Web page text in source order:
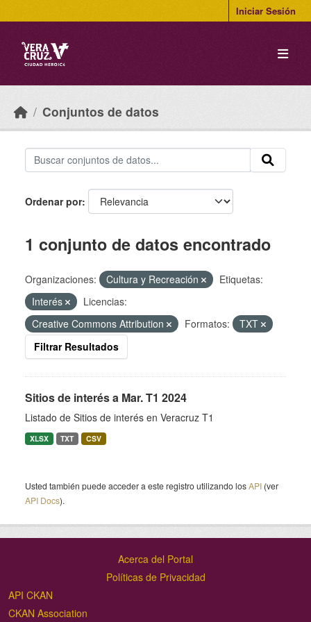
Iniciar Sesión
Conjuntos de datos
Ordenar por
1 conjunto de datos encontrado
Organizaciones: Cultura y Recreación
Etiquetas:
Interés
Licencias:
Creative Commons Attribution
Formatos:
TXT
Filtrar Resultados
Sitios de interés a Mar. T1 2024
Listado de Sitios de interés en Veracruz T1
XLSX TXT CSV
Usted también puede acceder a este registro utilizando losAPI (ver
API Docs).
Acerca del Portal
Políticas de Privacidad
API CKAN
CKAN Association